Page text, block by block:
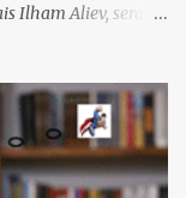
Ilham Aliev, serait
Littérature ne sont
négociations avec le
la chute de
nomme «